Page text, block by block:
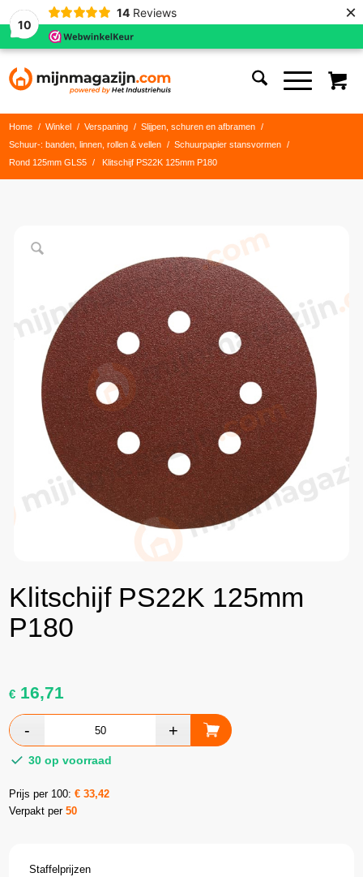
10
14 Reviews ×
Home / Winkel / Verspaning / Slijpen, schuren en afbramen
/
Schuur-: banden, linnen, rollen & vellen
/ Schuurpapier stansvormen
/
Rond 125mm GLS5
/ Klitschijf PS22K 125mm P180
Klitschijf PS22K 125mm
P180
€ 16,71
30 op voorraad
Prijs per 100:€33,42
Verpakt per50
Staffelprijzen